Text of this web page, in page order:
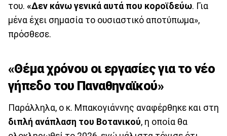
του. «Δεν κάνω γενικά αυτά που κοροϊδεύω. Για
μένα έχει σημασία το ουσιαστικό αποτύπωμα»,
πρόσθεσε.
«Θέμα χρόνου οι εργασίες για το νέο
γήπεδο του Παναθηναϊκού»
Παράλληλα, ο κ. Μπακογιάννης αναφέρθηκε και στη
διπλή ανάπλαση του Βοτανικού, η οποία θα